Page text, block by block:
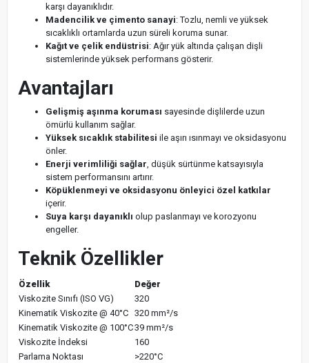
karşı dayanıklıdır.
Madencilik ve çimento sanayi: Tozlu, nemli ve yüksek
sıcaklıklı ortamlarda uzun süreli koruma sunar.
Kağıt ve çelik endüstrisi: Ağır yük altında çalışan dişli
sistemlerinde yüksek performans gösterir.
Avantajları
Gelişmiş aşınma koruması sayesinde dişlilerde uzun
ömürlü kullanım sağlar.
Yüksek sıcaklık stabilitesi ile aşırı ısınmayı ve oksidasyonu
önler.
Enerji verimliliği sağlar, düşük sürtünme katsayısıyla
sistem performansını artırır.
Köpüklenmeyi ve oksidasyonu önleyici özel katkılar
içerir.
Suya karşı dayanıklı olup paslanmayı ve korozyonu
engeller.
Teknik Özellikler
Özellik
Değer
Viskozite Sınıfı (ISO VG)
320
Kinematik Viskozite @ 40°C 320 mm²/s
Kinematik Viskozite @ 100°C39 mm²/s
Viskozite İndeksi
160
Parlama Noktası
>220°C